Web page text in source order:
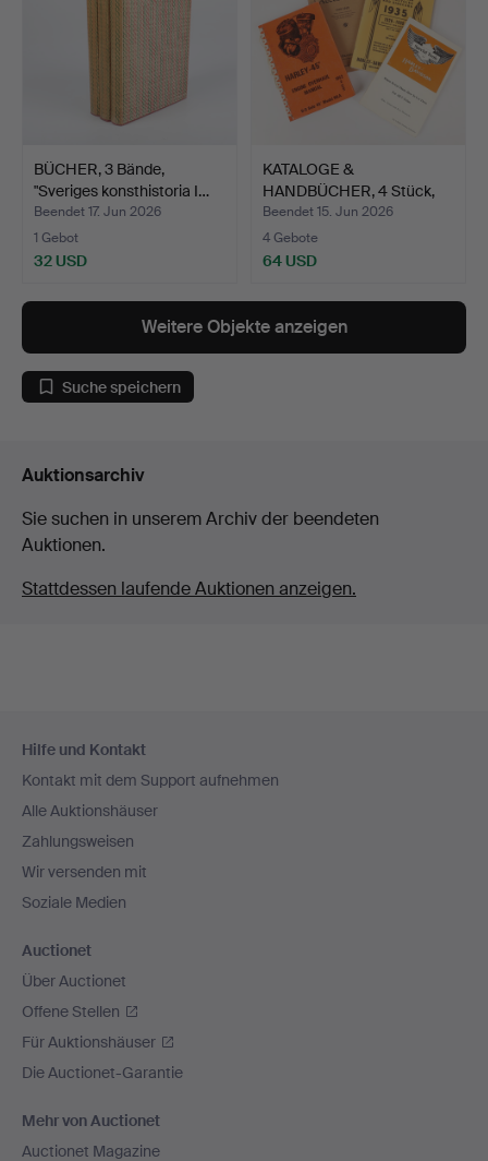
BÜCHER, 3 Bände,
"Sveriges konsthistoria I…
Beendet 17. Jun 2026
1 Gebot
32 USD
KATALOGE &
HANDBÜCHER, 4 Stück,
Harley-Dav…
Beendet 15. Jun 2026
4 Gebote
64 USD
Weitere Objekte anzeigen
Suche speichern
Auktionsarchiv
Sie suchen in unserem Archiv der beendeten
Auktionen.
Stattdessen laufende Auktionen anzeigen.
Navigation
Hilfe und Kontakt
Kontakt mit dem Support aufnehmen
Alle Auktionshäuser
Zahlungsweisen
Wir versenden mit
Soziale Medien
Auctionet
Über Auctionet
Offene Stellen
Für Auktionshäuser
Die Auctionet-Garantie
Mehr von Auctionet
Auctionet Magazine